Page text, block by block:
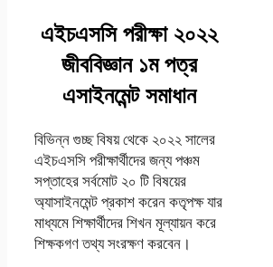
এইচএসসি পরীক্ষা ২০২২
জীববিজ্ঞান ১ম পত্র
এসাইনমেন্ট সমাধান
বিভিন্ন গুচ্ছ বিষয় থেকে ২০২২ সালের
এইচএসসি পরীক্ষার্থীদের জন্য পঞ্চম
সপ্তাহের সর্বমোট ২০ টি বিষয়ের
অ্যাসাইনমেন্ট প্রকাশ করেন কতৃপক্ষ যার
মাধ্যমে শিক্ষার্থীদের শিখন মূল্যায়ন করে
শিক্ষকগণ তথ্য সংরক্ষণ করবেন।